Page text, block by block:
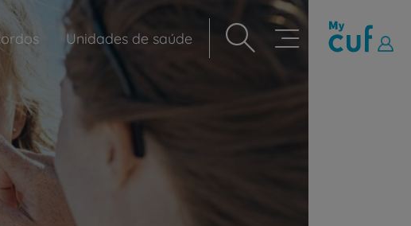
Navegação
principal
Unidades de saúde